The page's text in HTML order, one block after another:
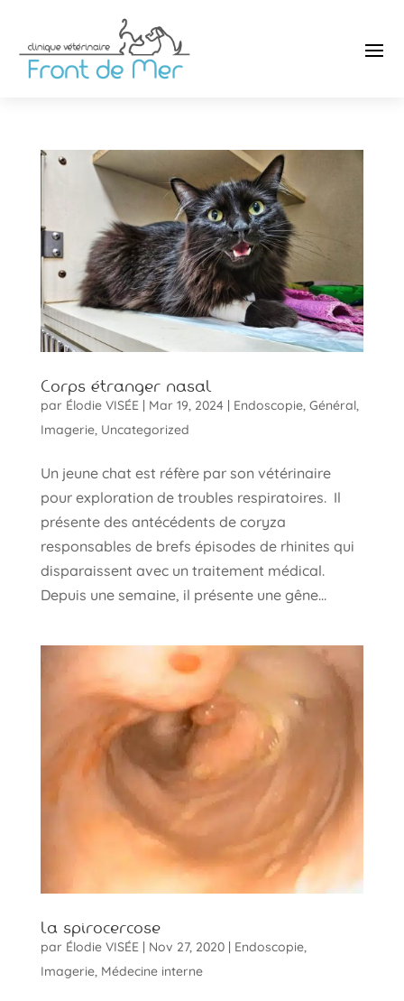
Corps étranger nasal
par Élodie VISÉE| Mar 19, 2024| Endoscopie, Général,
Imagerie, Uncategorized
Un jeune chat est réfère par son vétérinaire
pour exploration de troubles respiratoires. Il
présente des antécédents de coryza
responsables de brefs épisodes de rhinites qui
disparaissent avec un traitement médical.
Depuis une semaine, il présente une gêne...
La spirocercose
par Élodie VISÉE| Nov 27, 2020| Endoscopie,
Imagerie, Médecine interne